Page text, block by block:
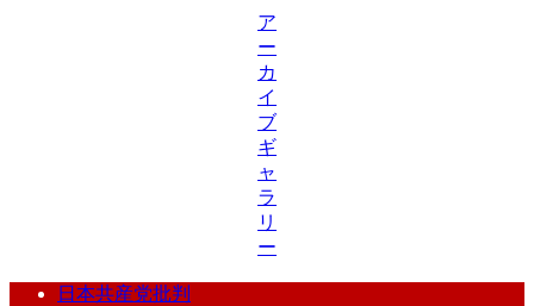
ア
ー
カ
イ
ブ
ギ
ャ
ラ
リ
ー
日本共産党批判